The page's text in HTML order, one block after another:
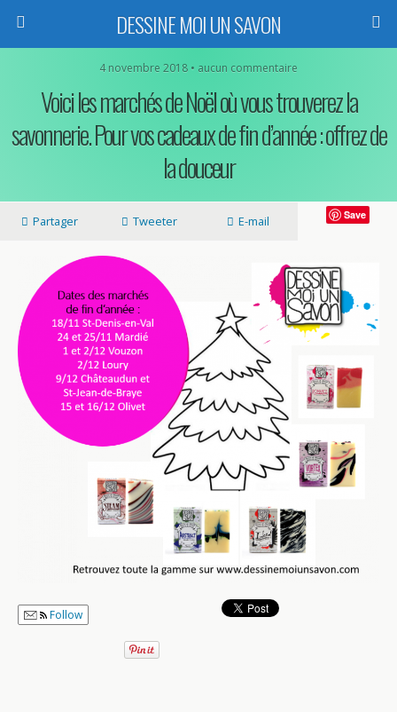
DESSINE MOI UN SAVON
4 novembre 2018 • aucun commentaire
Voici les marchés de Noël où vous trouverez la
savonnerie. Pour vos cadeaux de fin d’année : offrez de
la douceur
Partager Tweeter Save
E-mail
Follow